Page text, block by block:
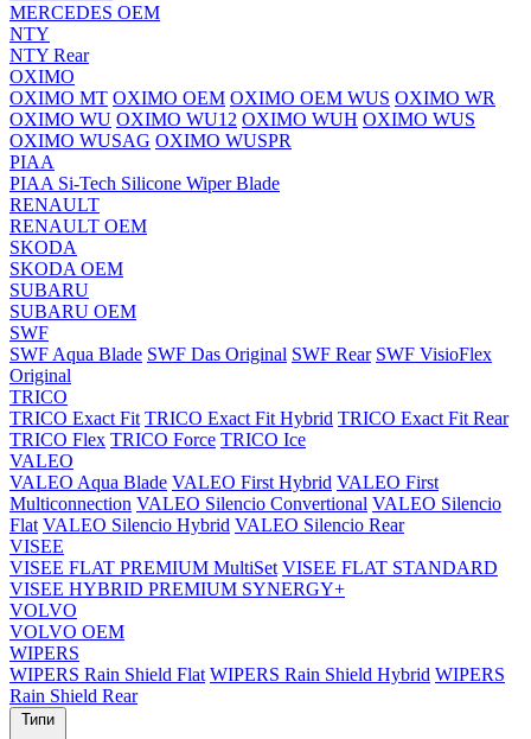
MERCEDES OEM
NTY
NTY Rear
OXIMO
OXIMO MT OXIMO OEM OXIMO OEM WUS OXIMO WR
OXIMO WU OXIMO WU12 OXIMO WUH OXIMO WUS
OXIMO WUSAG OXIMO WUSPR
PIAA
PIAA Si-Tech Silicone Wiper Blade
RENAULT
RENAULT OEM
SKODA
SKODA OEM
SUBARU
SUBARU OEM
SWF
SWF Aqua Blade SWF Das Original SWF Rear SWF VisioFlex
Original
TRICO
TRICO Exact Fit TRICO Exact Fit Hybrid TRICO Exact Fit Rear
TRICO Flex TRICO Force TRICO Ice
VALEO
VALEO Aqua Blade VALEO First Hybrid VALEO First
Multiconnection VALEO Silencio Convertional VALEO Silencio
Flat VALEO Silencio Hybrid VALEO Silencio Rear
VISEE
VISEE FLAT PREMIUM MultiSet VISEE FLAT STANDARD
VISEE HYBRID PREMIUM SYNERGY+
VOLVO
VOLVO OEM
WIPERS
WIPERS Rain Shield Flat WIPERS Rain Shield Hybrid WIPERS
Rain Shield Rear
Типи